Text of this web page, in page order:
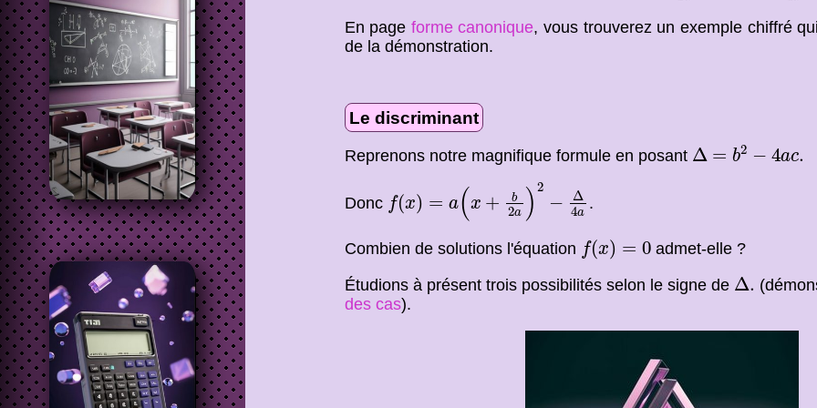
En page forme canonique, vous trouverez un exemple chiffré
de la démonstration.
Le discriminant
Reprenons notre magnifique formule en posant Δ = b2 − 4ac.
Δ 2− c
Donc f(x) = a(x + b
2a ) 2
−
Δ
4a
b Δ4
.
Combien de solutions l'équation f(x) = 0
(x = admet-elle ?
Étudions à présent trois possibilités selon le signe de Δ.
Δ
des cas).